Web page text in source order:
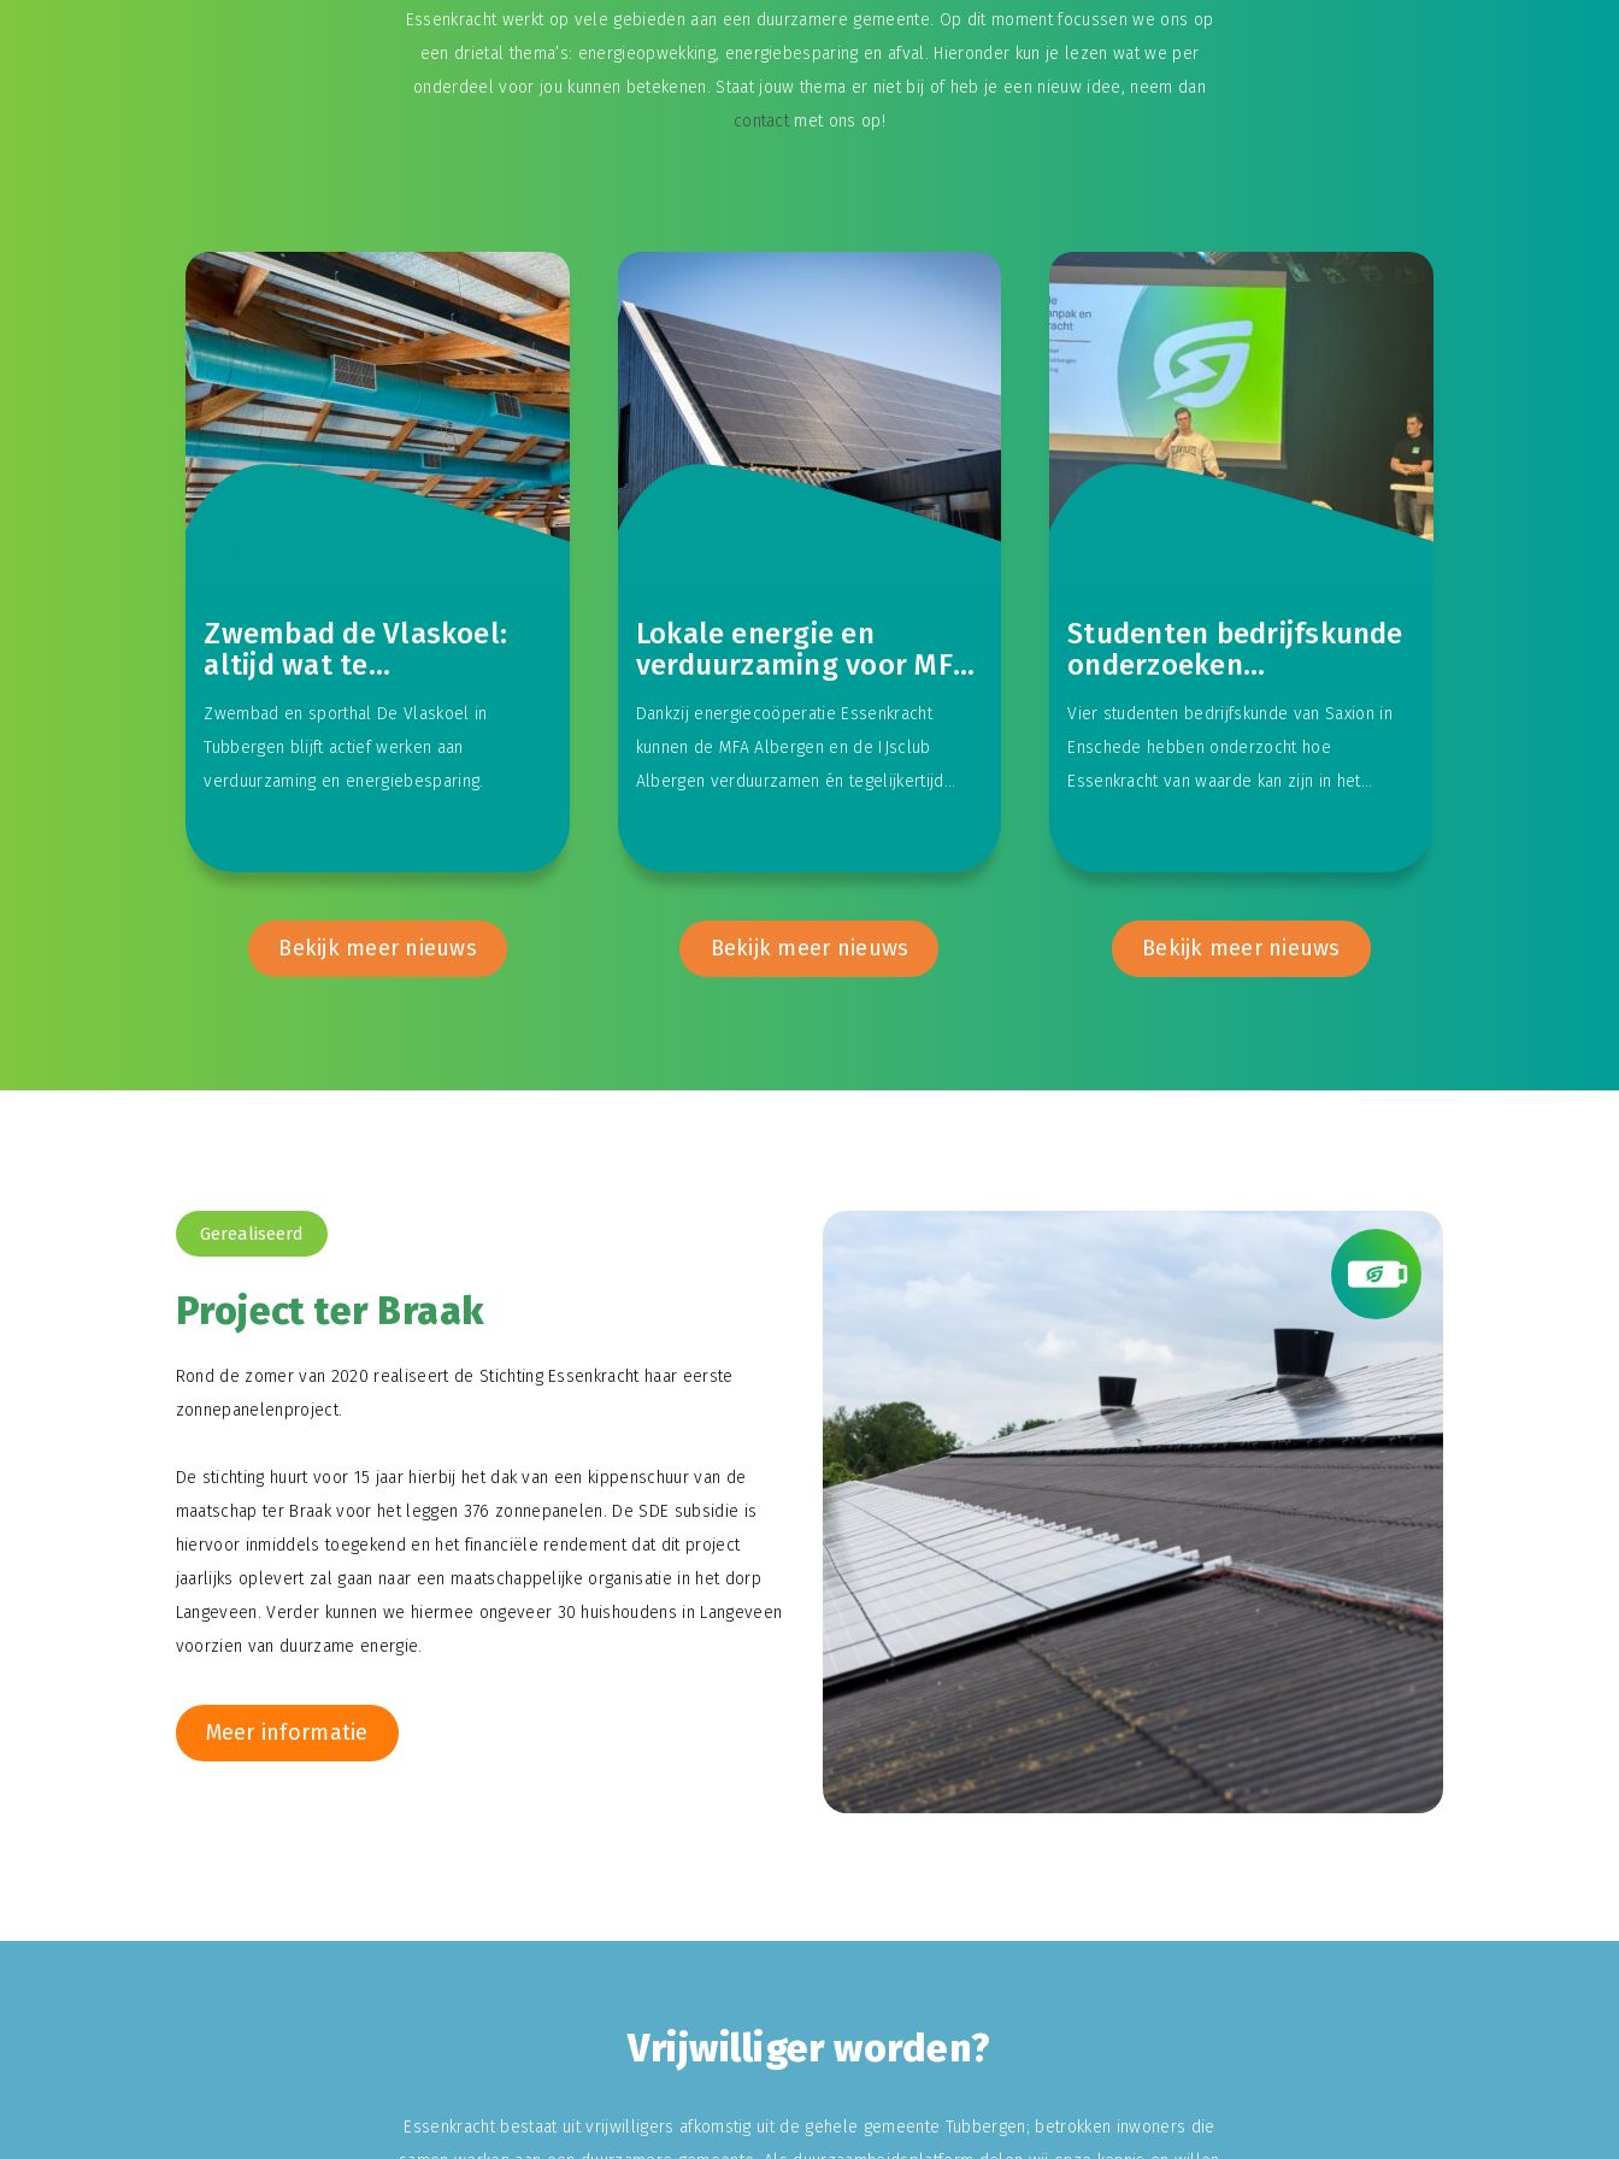
Essenkracht werkt op vele gebieden aan een duurzamere gemeente. Op dit moment focussen we ons op
een drietal thema’s: energieopwekking, energiebesparing en afval. Hieronder kun je lezen wat we per
onderdeel voor jou kunnen betekenen. Staat jouw thema er niet bij of heb je een nieuw idee, neem dan
contact met ons op!
Zwembad de Vlaskoel:
altijd wat te
verduurzamen
Zwembad en sporthal De Vlaskoel in
Tubbergen blijft actief werken aan
verduurzaming en energiebesparing.
Bekijk meer nieuws
Lokale energie en
verduurzaming voor MFA
Albergen en IJsclub
Albergen
Dankzij energiecoöperatie Essenkracht
kunnen de MFA Albergen en de IJsclub
Albergen verduurzamen én tegelijkertijd
Bekijk meer nieuws
Studenten bedrijfskunde
onderzoeken
dorpsgerichte aanpak
van Essenkracht
Vier studenten bedrijfskunde van Saxion in
Enschede hebben onderzocht hoe
Essenkracht van waarde kan zijn in het
Bekijk meer nieuws
Gerealiseerd
Project ter Braak
Rond de zomer van 2020 realiseert de Stichting Essenkracht haar eerste
zonnepanelenproject.
De stichting huurt voor 15 jaar hierbij het dak van een kippenschuur van de
maatschap ter Braak voor het leggen 376 zonnepanelen. De SDE subsidie is
hiervoor inmiddels toegekend en het financiële rendement dat dit project
jaarlijks oplevert zal gaan naar een maatschappelijke organisatie in het dorp
Langeveen. Verder kunnen we hiermee ongeveer 30 huishoudens in Langeveen
voorzien van duurzame energie.
Meer informatie
Vrijwilliger worden?
Essenkracht bestaat uit vrijwilligers afkomstig uit de gehele gemeente Tubbergen; betrokken inwoners die